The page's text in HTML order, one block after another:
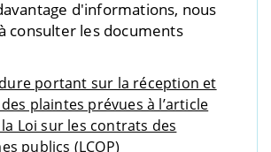
d'informations, nous
consulter les documents
portant sur la réception et
des plaintes prévues à l’article
Loi sur les contrats des
publics (LCOP)